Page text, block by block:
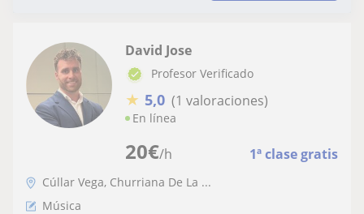
20€/h 1ª clase gratis
David Jose
Profesor Verificado
★ 5,0 (1 valoraciones)
En línea
Cúllar Vega, Churriana De La ...
Música